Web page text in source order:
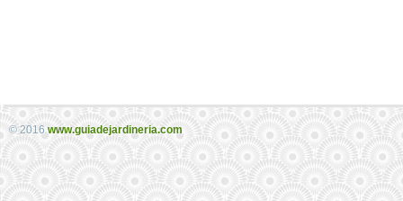
© 2016 www.guiadejardineria.com